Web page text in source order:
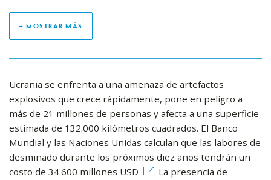
+ MOSTRAR MÁS
Ucrania se enfrenta a una amenaza de artefactos
explosivos que crece rápidamente, pone en peligro a
más de 21 millones de personas y afecta a una superficie
estimada de 132.000 kilómetros cuadrados. El Banco
Mundial y las Naciones Unidas calculan que las labores de
desminado durante los próximos diez años tendrán un
costo de 34.600 millones USD
. La presencia de